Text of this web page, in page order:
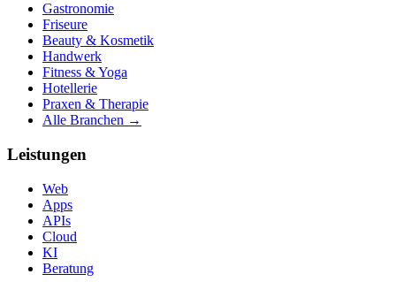
Gastronomie
Friseure
Beauty & Kosmetik
Handwerk
Fitness & Yoga
Hotellerie
Praxen & Therapie
Alle Branchen →
Leistungen
Web
Apps
APIs
Cloud
KI
Beratung